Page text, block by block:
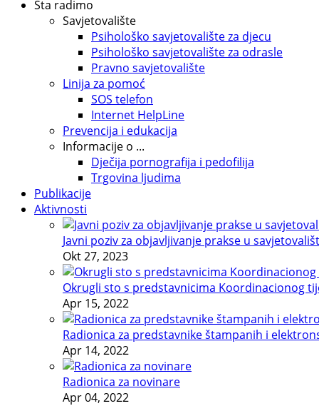
Šta radimo
Savjetovalište
Psihološko savjetovalište za djecu
Psihološko savjetovalište za odrasle
Pravno savjetovalište
Linija za pomoć
SOS telefon
Internet HelpLine
Prevencija i edukacija
Informacije o ...
Dječija pornografija i pedofilija
Trgovina ljudima
Publikacije
Aktivnosti
Javni poziv za objavljivanje prakse u
Okt 27, 2023
Okrugli sto s predstavnicima Koordinacionog
Apr 15, 2022
Radionica za predstavnike štampanih i
Apr 14, 2022
Radionica za novinare
Apr 04, 2022